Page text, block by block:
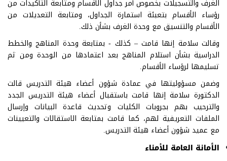
الغرف والتسجيلات بخصوص أمر جداول الأقسام ومتابعة التأكيدات من
رؤساء الأقسام بتعبئة استمارة الجداول، ومتابعة التعديلات من
الأقسام والتنسيق مع وحدة الغرف بشأن ذلك.
وقالت سلامة إنها قامت – كذلك - بمتابعة وحدة المناهج والخطط
الدراسية بشأن استلام المناهج بعد اعتمادها من الوحدة ومن ثم
تسليمها لرؤساء الأقسام.
وضمن مسؤوليتها في عمادة شؤون أعضاء هيئة التدريس قالت
الدكتورة سلامة إنها قامت باستقبال أعضاء هيئة التدريس الجدد
والترحيب بهم بجروبات الكليات وتحديث قاعدة البيانات وإرسال
الملفات التعريفية لهم، كما قامت بمتابعة الاستقالات والتعيينات
مع عميد شؤون أعضاء هيئة التدريس.
الأمانة العامة للأمناء